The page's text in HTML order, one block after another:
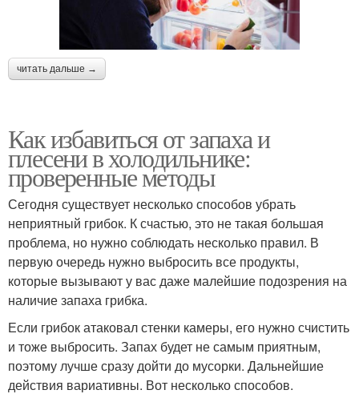
читать дальше →
Как избавиться от запаха и
плесени в холодильнике:
проверенные методы
Сегодня существует несколько способов убрать
неприятный грибок. К счастью, это не такая большая
проблема, но нужно соблюдать несколько правил. В
первую очередь нужно выбросить все продукты,
которые вызывают у вас даже малейшие подозрения на
наличие запаха грибка.
Если грибок атаковал стенки камеры, его нужно счистить
и тоже выбросить. Запах будет не самым приятным,
поэтому лучше сразу дойти до мусорки. Дальнейшие
действия вариативны. Вот несколько способов.